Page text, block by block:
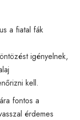
a fiatal fák
igényelnek,
kell.
fontos a
érdemes